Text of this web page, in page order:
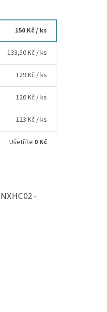
150 Kč/ ks
133,50 Kč / ks
129 Kč / ks
126 Kč / ks
123 Kč / ks
Ušetříte 0 Kč
-